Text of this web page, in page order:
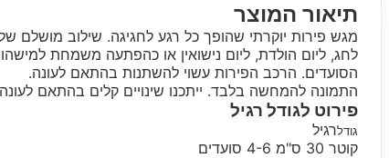
תיאור המוצר
מגש פירות יוקרתי שהופך כל רגע לחגיגה. שילוב מושלם
לחג, ליום הולדת, ליום נישואין או כהפתעה משמחת
הסועדים. הרכב הפירות עשוי להשתנות בהתאם לעונה.
התמונה להמחשה בלבד. ייתכנו שינויים קלים בהתאם
פירוט לגודל רגיל
גודלרגיל
קוטר 30 ס"מ 4-6 סועדים